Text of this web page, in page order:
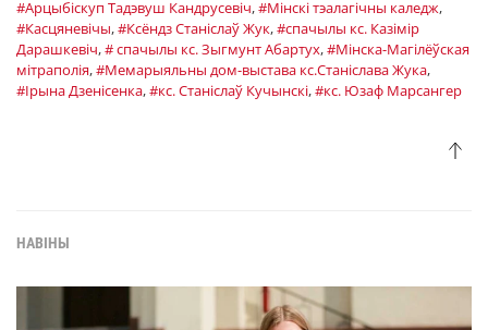
#Арцыбіскуп Тадэвуш Кандрусевіч,#Мінскі тэалагічны каледж,
#Касцяневічы,#Ксёндз Станіслаў Жук,#спачылы кс. Казімір
Дарашкевіч,# спачылы кс. Зыгмунт Абартух,#Мінска-Магілёўская
мітраполія,#Мемарыяльны дом-выстава кс.Станіслава Жука,
#Ірына Дзенісенка,#кс. Станіслаў Кучынскі,#кс. Юзаф Марсангер
НАВІНЫ